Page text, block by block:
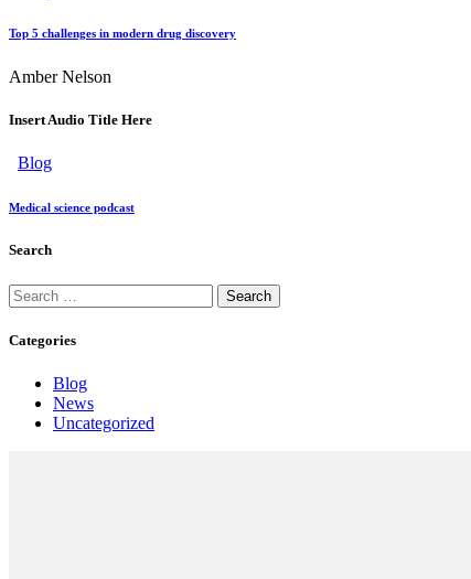
Top 5 challenges in modern drug discovery
Amber Nelson
Insert Audio Title Here
Blog
Medical science podcast
Search
Categories
Blog
News
Uncategorized